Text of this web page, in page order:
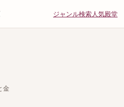
ジャンル検索人気殿堂
金